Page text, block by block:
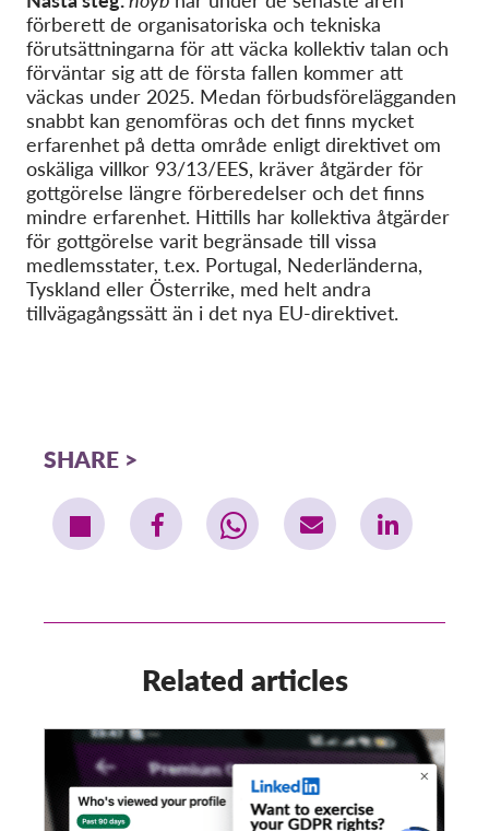
förberett de organisatoriska och tekniska
förutsättningarna för att väcka kollektiv talan och
förväntar sig att de första fallen kommer att
väckas under 2025. Medan förbudsförelägganden
snabbt kan genomföras och det finns mycket
erfarenhet på detta område enligt direktivet om
oskäliga villkor 93/13/EES, kräver åtgärder för
gottgörelse längre förberedelser och det finns
mindre erfarenhet. Hittills har kollektiva åtgärder
för gottgörelse varit begränsade till vissa
medlemsstater, t.ex. Portugal, Nederländerna,
Tyskland eller Österrike, med helt andra
tillvägagångssätt än i det nya EU-direktivet.
SHARE
Related articles